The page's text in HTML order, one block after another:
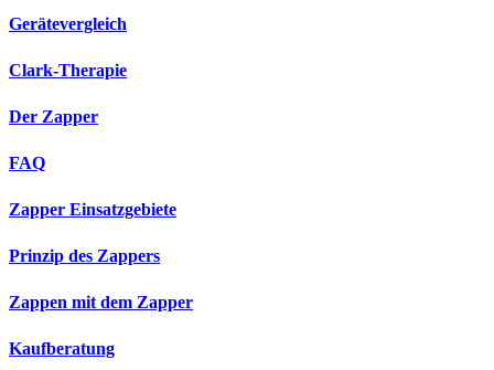
Gerätevergleich
Clark-Therapie
Der Zapper
FAQ
Zapper Einsatzgebiete
Prinzip des Zappers
Zappen mit dem Zapper
Kaufberatung